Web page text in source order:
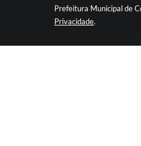
Prefeitura Municipal de
Privacidade.